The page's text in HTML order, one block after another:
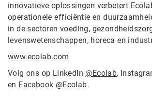
innovatieve oplossingen verbetert
operationele efficiëntie en
in de sectoren voeding,
levenswetenschappen, horeca en
www.ecolab.com
Volg ons op LinkedIn @Ecolab,
en Facebook @Ecolab.